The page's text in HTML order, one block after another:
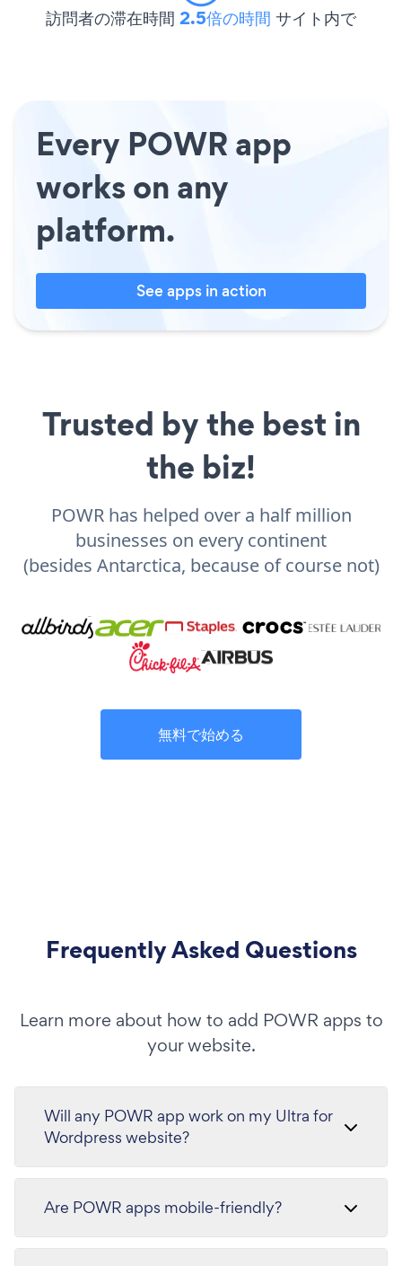
訪問者の滞在時間 2.5倍の時間 サイト内で
Every POWR app
works on any
platform.
See apps in action
Trusted by the best in
the biz!
POWR has helped over a half million
businesses on every continent
(besides Antarctica, because of course not)
無料で始める
Frequently Asked Questions
Learn more about how to add POWR apps to
your website.
Will any POWR app work on my Ultra for
Wordpress website?
Are POWR apps mobile-friendly?